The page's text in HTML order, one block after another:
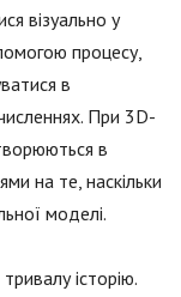
візуально у
процесу,
в
При 3D-
в
на те, наскільки
моделі.
історію.